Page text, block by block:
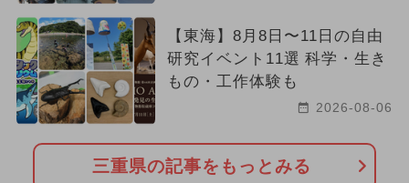
【東海】8月8日〜11日の自由
研究イベント11選 科学・生き
もの・工作体験も
2026-08-06
三重県の記事をもっとみる